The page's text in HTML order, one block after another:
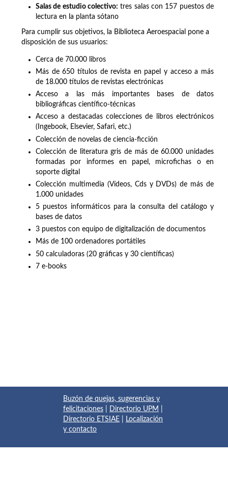
Salas de estudio colectivo: tres salas con 157 puestos de
lectura en la planta sótano
Para cumplir sus objetivos, la Biblioteca Aeroespacial pone a
disposición de sus usuarios:
Cerca de 70.000 libros
Más de 650 títulos de revista en papel y acceso a más
de 18.000 títulos de revistas electrónicas
Acceso a las más importantes bases de datos
bibliográficas científico-técnicas
Acceso a destacadas colecciones de libros electrónicos
(Ingebook, Elsevier, Safari, etc.)
Colección de novelas de ciencia-ficción
Colección de literatura gris de más de 60.000 unidades
formadas por informes en papel, microfichas o en
soporte digital
Colección multimedia (Vídeos, Cds y DVDs) de más de
1.000 unidades
5 puestos informáticos para la consulta del catálogo y
bases de datos
3 puestos con equipo de digitalización de documentos
Más de 100 ordenadores portátiles
50 calculadoras (20 gráficas y 30 científicas)
7 e-books
Buzón de quejas, sugerencias y
felicitaciones
Directorio UPM
Directorio ETSIAE
Localización
y contacto